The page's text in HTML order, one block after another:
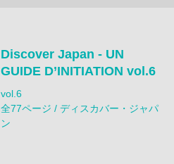
Discover Japan - UN
GUIDE D’INITIATION vol.6
vol.6
全77ページ / ディスカバー・ジャパ
ン